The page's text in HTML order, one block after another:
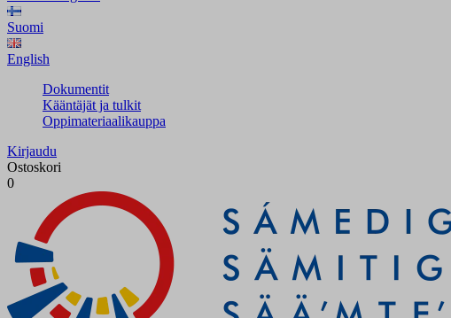
Suomi
English
Dokumentit
Kääntäjät ja tulkit
Oppimateriaalikauppa
Kirjaudu
Ostoskori
0